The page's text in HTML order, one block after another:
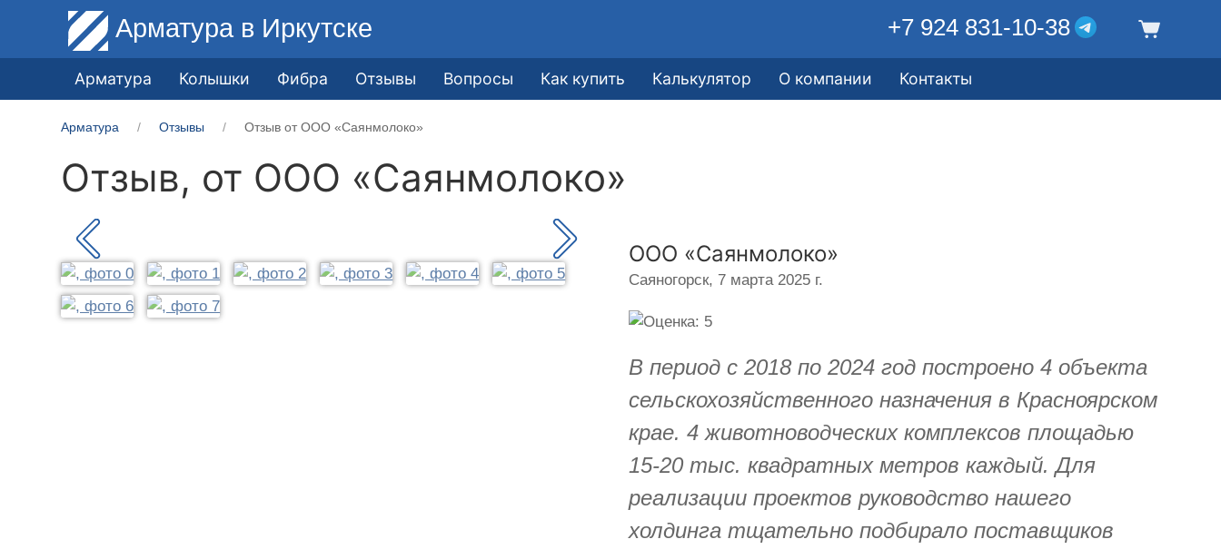
Арматура в Иркутске +7 924 831-10-38
Арматура Колышки Фибра Отзывы Вопросы Как купить Калькулятор О компании Контакты
Арматура Отзывы Отзыв от ООО «Саянмолоко»
Отзыв, от ООО «Саянмолоко»
ООО «Саянмолоко»
Саяногорск, 7 марта 2025 г.
В период с 2018 по 2024 год построено 4 объекта
сельскохозяйственного назначения в Красноярском
крае. 4 животноводческих комплексов площадью
15-20 тыс. квадратных метров каждый. Для
реализации проектов руководство нашего
холдинга тщательно подбирало поставщиков